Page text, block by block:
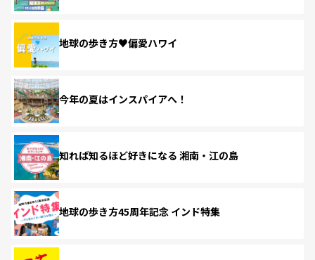
地球の歩き方♥偏愛ハワイ
今年の夏はインスパイアへ！
知れば知るほど好きになる 湘南・江の島
地球の歩き方45周年記念 インド特集